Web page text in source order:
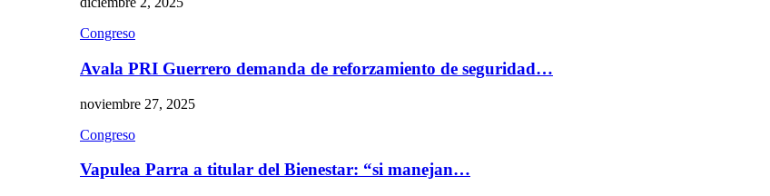
Congreso
Avala PRI Guerrero demanda de reforzamiento de seguridad…
noviembre 27, 2025
Congreso
Vapulea Parra a titular del Bienestar: “si manejan…